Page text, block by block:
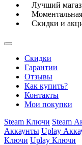
Лучший
Скидки и
Скидки
Гарантии
Отзывы
Как купить?
Контакты
Мои покупки
Steam Ключи Steam
Аккаунты Uplay
Ключи Uplay Ключи